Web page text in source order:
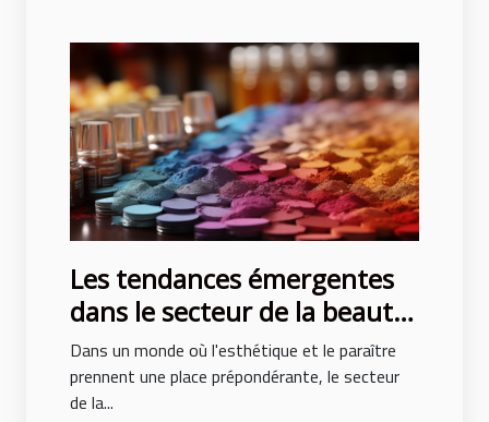
Les tendances émergentes
dans le secteur de la beauté
et leur impact économique
Dans un monde où l'esthétique et le paraître
prennent une place prépondérante, le secteur
de la...